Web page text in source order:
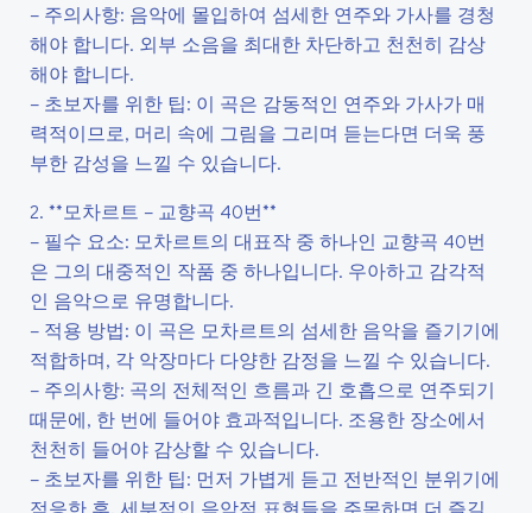
– 주의사항: 음악에 몰입하여 섬세한 연주와 가사를 경청
해야 합니다. 외부 소음을 최대한 차단하고 천천히 감상
해야 합니다.
– 초보자를 위한 팁: 이 곡은 감동적인 연주와 가사가 매
력적이므로, 머리 속에 그림을 그리며 듣는다면 더욱 풍
부한 감성을 느낄 수 있습니다.
2. **모차르트 – 교향곡 40번**
– 필수 요소: 모차르트의 대표작 중 하나인 교향곡 40번
은 그의 대중적인 작품 중 하나입니다. 우아하고 감각적
인 음악으로 유명합니다.
– 적용 방법: 이 곡은 모차르트의 섬세한 음악을 즐기기에
적합하며, 각 악장마다 다양한 감정을 느낄 수 있습니다.
– 주의사항: 곡의 전체적인 흐름과 긴 호흡으로 연주되기
때문에, 한 번에 들어야 효과적입니다. 조용한 장소에서
천천히 들어야 감상할 수 있습니다.
– 초보자를 위한 팁: 먼저 가볍게 듣고 전반적인 분위기에
적응한 후, 세부적인 음악적 표현들을 주목하면 더 즐길